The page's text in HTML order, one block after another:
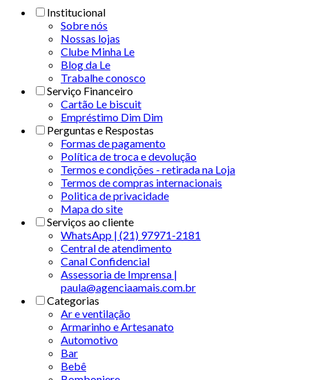
Institucional
Sobre nós
Nossas lojas
Clube Minha Le
Blog da Le
Trabalhe conosco
Serviço Financeiro
Cartão Le biscuit
Empréstimo Dim Dim
Perguntas e Respostas
Formas de pagamento
Política de troca e devolução
Termos e condições - retirada na Loja
Termos de compras internacionais
Politica de privacidade
Mapa do site
Serviços ao cliente
WhatsApp | (21) 97971-2181
Central de atendimento
Canal Confidencial
Assessoria de Imprensa |
paula@agenciaamais.com.br
Categorias
Ar e ventilação
Armarinho e Artesanato
Automotivo
Bar
Bebê